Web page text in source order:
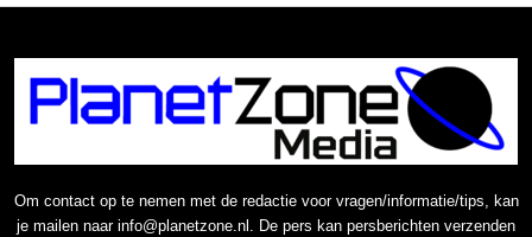
Om contact op te nemen met de redactie voor vragen/informatie/tips, kan
je mailen naar info@planetzone.nl. De pers kan persberichten verzenden